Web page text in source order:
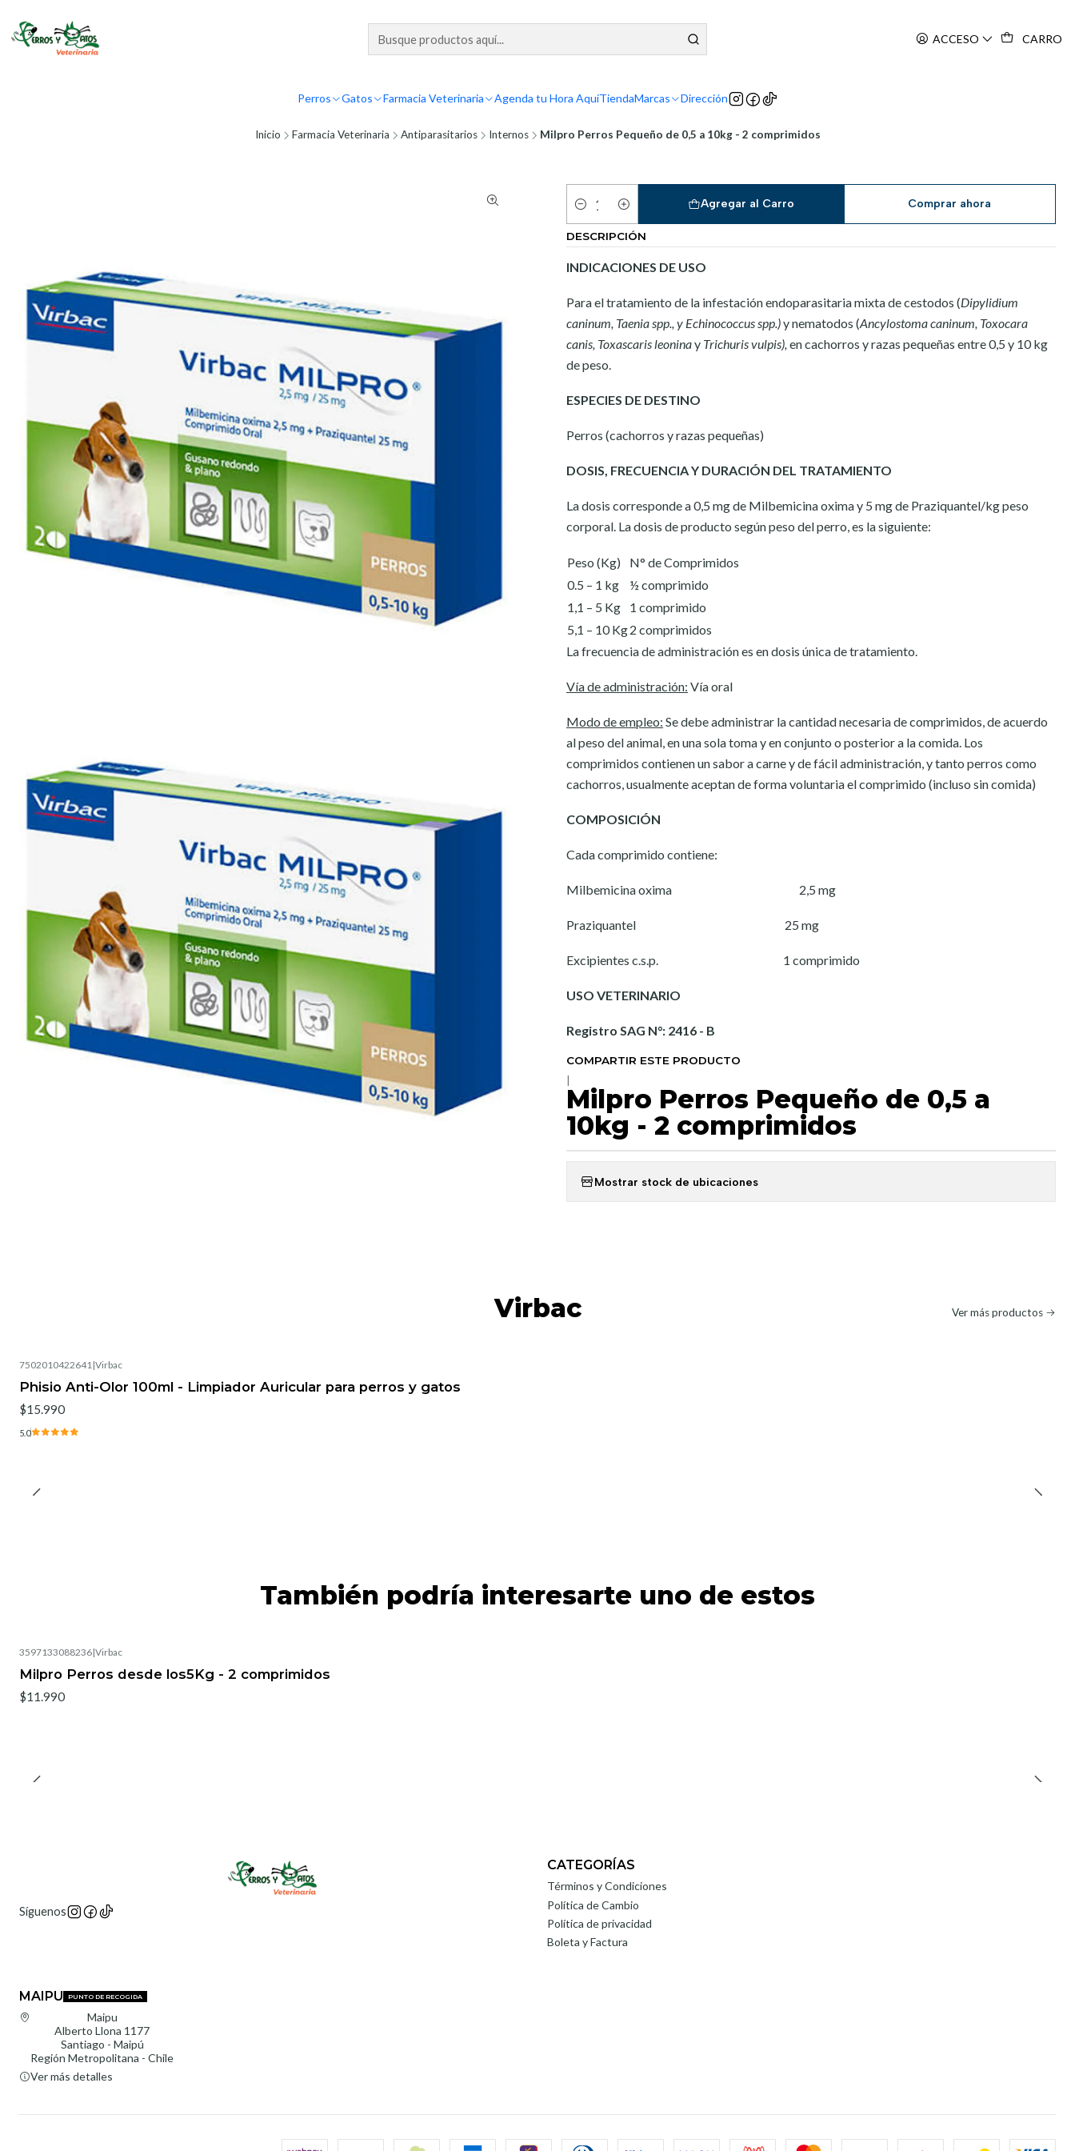
ACCESO CARRO
Perros Gatos Farmacia Veterinaria Agenda tu Hora AquíTiendaMarcas Dirección
Inicio Farmacia Veterinaria Antiparasitarios Internos Milpro Perros Pequeño de 0,5 a 10kg - 2 comprimidos
Cantidad
Agregar al Carro Comprar ahora
DESCRIPCIÓN
INDICACIONES DE USO
Para el tratamiento de la infestación endoparasitaria mixta de cestodos (Dipylidium
caninum, Taenia spp., y Echinococcus spp.)y nematodos (Ancylostoma caninum, Toxocara
canis, Toxascaris leoninay Trichuris vulpis), en cachorros y razas pequeñas entre 0,5 y 10 kg
de peso.
ESPECIES DE DESTINO
Perros (cachorros y razas pequeñas)
DOSIS, FRECUENCIA Y DURACIÓN DEL TRATAMIENTO
La dosis corresponde a 0,5 mg de Milbemicina oxima y 5 mg de Praziquantel/kg peso
corporal. La dosis de producto según peso del perro, es la siguiente:
Peso (Kg)
N° de Comprimidos
0.5 – 1 kg
½ comprimido
1,1 – 5 Kg
1 comprimido
5,1 – 10 Kg2 comprimidos
La frecuencia de administración es en dosis única de tratamiento.
Vía de administración: Vía oral
Modo de empleo: Se debe administrar la cantidad necesaria de comprimidos, de acuerdo
al peso del animal, en una sola toma y en conjunto o posterior a la comida. Los
comprimidos contienen un sabor a carne y de fácil administración, y tanto perros como
cachorros, usualmente aceptan de forma voluntaria el comprimido (incluso sin comida)
COMPOSICIÓN
Cada comprimido contiene:
Milbemicina oxima 2,5 mg
Praziquantel 25 mg
Excipientes c.s.p. 1 comprimido
USO VETERINARIO
Registro SAG N°: 2416 - B
COMPARTIR ESTE PRODUCTO
Milpro Perros Pequeño de 0,5 a
10kg - 2 comprimidos
Mostrar stock de ubicaciones
Virbac Ver más productos
7502010422641|Virbac
Phisio Anti-Olor 100ml - Limpiador Auricular para perros y gatos
$15.990
5.0
También podría interesarte uno de estos
3597133088236|Virbac
Milpro Perros desde los5Kg - 2 comprimidos
$11.990
Síguenos
CATEGORÍAS
Términos y Condiciones
Política de Cambio
Política de privacidad
Boleta y Factura
MAIPU PUNTO DE RECOGIDA
Maipu
Alberto Llona 1177
Santiago - Maipú
Región Metropolitana - Chile
Ver más detalles